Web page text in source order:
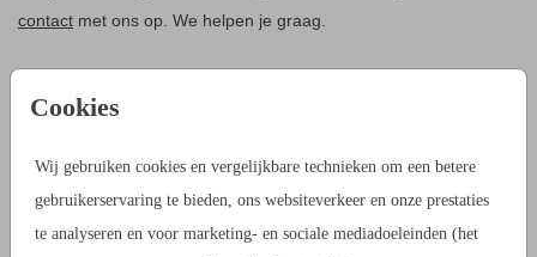
Cookies
Wij gebruiken cookies en vergelijkbare technieken om een betere
gebruikerservaring te bieden, ons websiteverkeer en onze prestaties
te analyseren en voor marketing- en sociale mediadoeleinden (het
contact met ons op. We helpen je graag.
VEEL GESTELDE VRAGEN
OOK VOOR ONS GELDT?
Door éérst bij ons te melden dat je van deze korting gebruik wilt
maken. Dan weet je gelijk of je recht hebt op deze korting.